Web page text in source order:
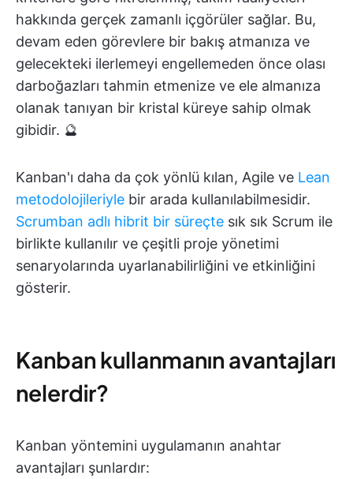
hakkında gerçek zamanlı içgörüler sağlar. Bu,
devam eden görevlere bir bakış atmanıza ve
gelecekteki ilerlemeyi engellemeden önce olası
darboğazları tahmin etmenize ve ele almanıza
olanak tanıyan bir kristal küreye sahip olmak
gibidir. 🔮
Kanban'ı daha da çok yönlü kılan, Agile ve Lean
metodolojileriyle bir arada kullanılabilmesidir.
Scrumban adlı hibrit bir süreçte sık sık Scrum ile
birlikte kullanılır ve çeşitli proje yönetimi
senaryolarında uyarlanabilirliğini ve etkinliğini
gösterir.
Kanban kullanmanın avantajları
nelerdir?
Kanban yöntemini uygulamanın anahtar
avantajları şunlardır: